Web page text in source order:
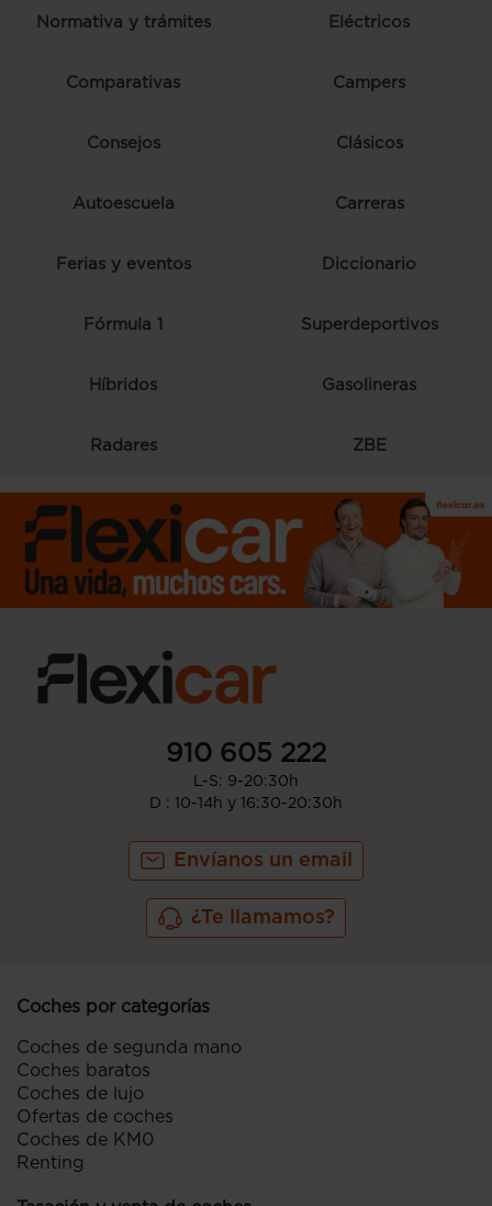
Normativa y trámites Eléctricos
Comparativas Campers
Consejos Clásicos
Autoescuela Carreras
Ferias y eventos Diccionario
Fórmula 1 Superdeportivos
Híbridos Gasolineras
Radares ZBE
910 605 222
L-S: 9-20:30h
D : 10-14h y 16:30-20:30h
Envíanos un email
¿Te llamamos?
Coches por categorías
Coches de segunda mano
Coches baratos
Coches de lujo
Ofertas de coches
Coches de KM0
Renting